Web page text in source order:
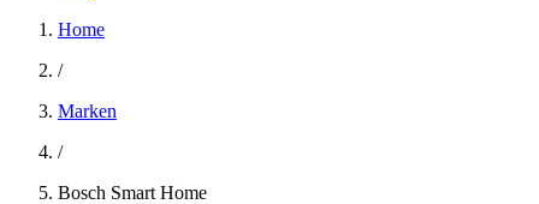
Home
/
Marken
/
Bosch Smart Home